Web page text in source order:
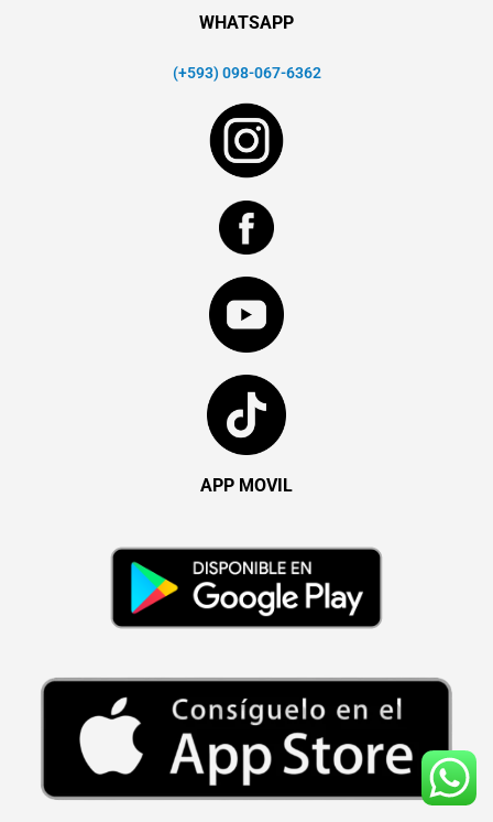
WHATSAPP
(+593) 098-067-6362
APP MOVIL